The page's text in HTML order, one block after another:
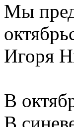
Мы
Игоря
В